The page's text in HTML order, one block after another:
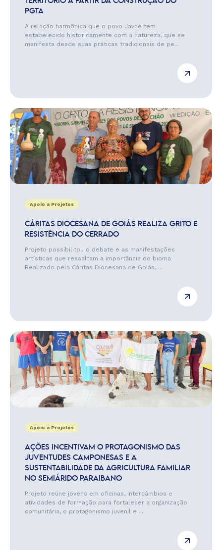
PGTA
A relação harmônica que o povo Javaé tem
estabelecido historicamente com a natureza, que se
manifesta desde suas práticas tradicionais de pe...
Apoio a Projetos
CÁRITAS DIOCESANA DE GOIÁS REALIZA GRITO E
RESISTÊNCIA DO CERRADO
Projeto possibilitou o debate e as manifestações
artísticas que ressaltam a importância do bioma
Realizado pela Cáritas Diocesana de Goiás, ...
Apoio a Projetos
AÇÕES INCENTIVAM O PROTAGONISMO DAS
JUVENTUDES CAMPONESAS E A
SUSTENTABILIDADE DA AGRICULTURA FAMILIAR
NO SEMIÁRIDO PARAIBANO
Projeto reúne jovens em oficinas, intercâmbios e
atividades de formação para fortalecer a organização
comunitária, o protagonismo juvenil e ...